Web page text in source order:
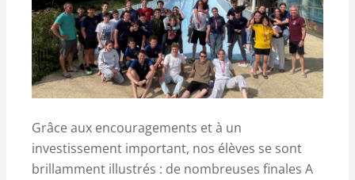
Grâce aux encouragements et à un
investissement important, nos élèves se sont
brillamment illustrés : de nombreuses finales A